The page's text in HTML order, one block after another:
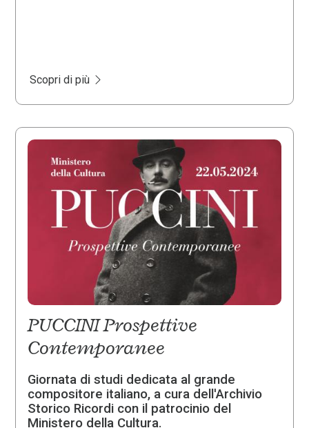
Scopri di più
PUCCINI Prospettive
Contemporanee
Giornata di studi dedicata al grande
compositore italiano, a cura dell'Archivio
Storico Ricordi con il patrocinio del
Ministero della Cultura.